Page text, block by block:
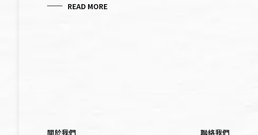
READ MORE
關於我們 聯絡我們